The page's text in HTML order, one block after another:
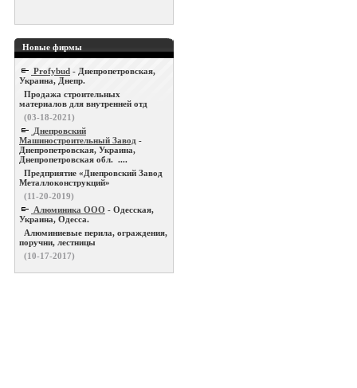
Новые фирмы
Profybud - Днепропетровская,
Украина, Днепр.
Продажа строительных
материалов для внутренней отд
(03-18-2021)
Днепровский
Машиностроительный Завод -
Днепропетровская, Украина,
Днепропетровская обл. ....
Предприятие «Днепровский Завод
Металлоконструкций»
(11-20-2019)
Алюминика ООО - Одесская,
Украина, Одесса.
Алюминиевые перила, ограждения,
поручни, лестницы
(10-17-2017)